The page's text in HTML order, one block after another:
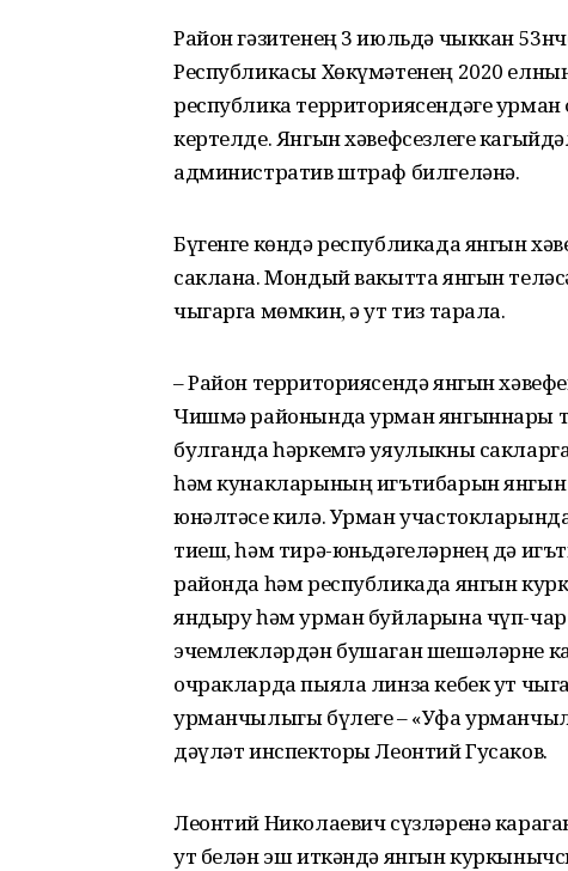
Район гәзитенең 3 июльдә чыккан
Республикасы Хөкүмәтенең 2020
республика территориясендәге
кертелде. Янгын хәвефсезлеге
административ штраф билгеләнә.
Бүгенге көндә республикада янгын
саклана. Мондый вакытта янгын
чыгарга мөмкин, ә ут тиз тарала.
– Район территориясендә янгын
Чишмә районында урман янгыннары
булганда һәркемгә уяулыкны
һәм кунакларының игътибарын янгын
юнәлтәсе килә. Урман
тиеш, һәм тирә-юньдәгеләрнең дә
районда һәм республикада янгын
яндыру һәм урман буйларына чүп-
эчемлекләрдән бушаган шешәләрне
очракларда пыяла линза кебек ут
урманчылыгы бүлеге – «Уфа
дәүләт инспекторы Леонтий Гусаков.
Леонтий Николаевич сүзләренә
ут белән эш иткәндә янгын